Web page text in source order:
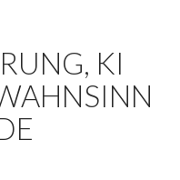
KI